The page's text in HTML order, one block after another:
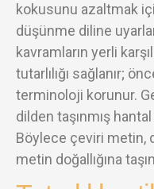
kokusunu azaltmak
düşünme diline
kavramların yerli
tutarlılığı sağlanır;
terminoloji korunur.
dilden taşınmış
Böylece çeviri metin,
metin doğallığına